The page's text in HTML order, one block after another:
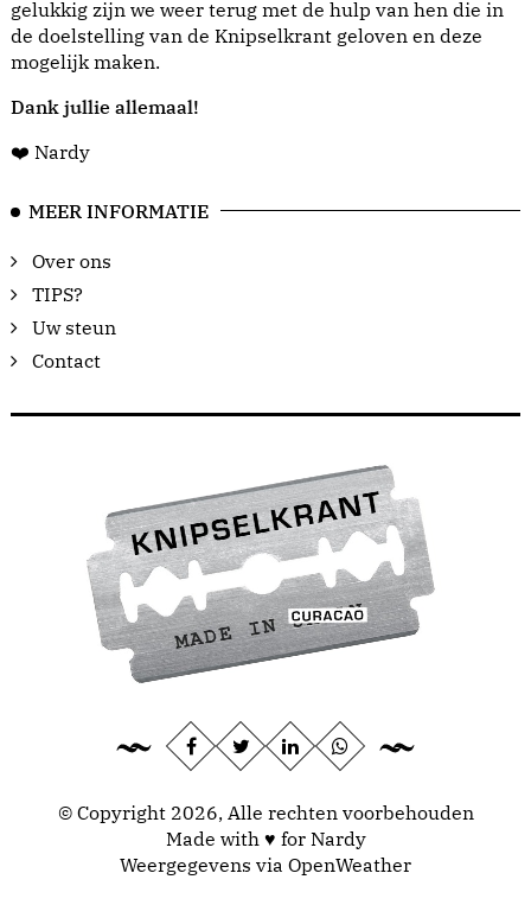
gelukkig zijn we weer terug met de hulp van hen die in
de doelstelling van de Knipselkrant geloven en deze
mogelijk maken.
Dank jullie allemaal!
❤️ Nardy
MEER INFORMATIE
Over ons
TIPS?
Uw steun
Contact
© Copyright 2026, Alle rechten voorbehouden
Made with ♥ for Nardy
Weergegevens via OpenWeather